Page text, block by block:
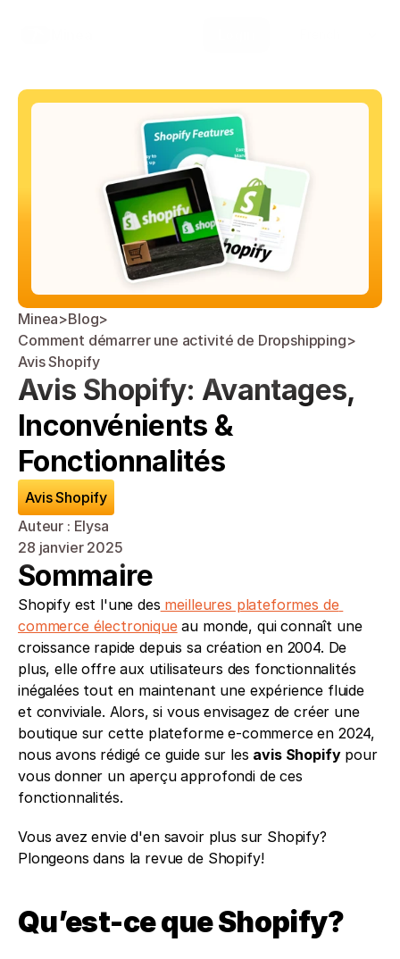
Minea>Blog>
Comment démarrer une activité de Dropshipping>
Avis Shopify
Avis Shopify: Avantages,
Inconvénients &
Fonctionnalités
Avis Shopify
Auteur : Elysa
28 janvier 2025
Sommaire
Shopify est l'une des meilleures plateformes de
commerce électronique au monde, qui connaît une
croissance rapide depuis sa création en 2004. De
plus, elle offre aux utilisateurs des fonctionnalités
inégalées tout en maintenant une expérience fluide
et conviviale. Alors, si vous envisagez de créer une
boutique sur cette plateforme e-commerce en 2024,
nous avons rédigé ce guide sur les avis Shopify pour
vous donner un aperçu approfondi de ces
fonctionnalités.
Vous avez envie d'en savoir plus sur Shopify?
Plongeons dans la revue de Shopify!
Qu’est-ce que Shopify?